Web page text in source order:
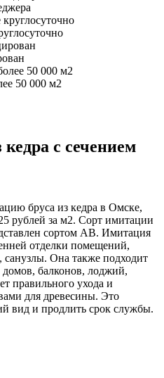
50 000 м2
с сечением
бруса из кедра в Омске,
рублей за м2. Сорт имитации
сортом AB. Имитация
отделки помещений,
Она также подходит
балконов, лоджий,
правильного ухода и
для древесины. Это
вид и продлить срок службы.